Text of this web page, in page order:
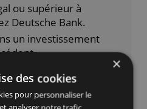
est payante par
y avoir accès
remplissez une de ces
ans.